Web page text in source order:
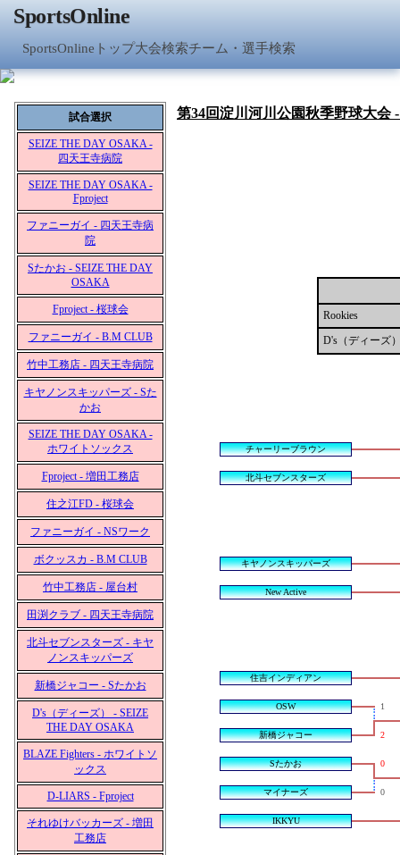
SportsOnline
SportsOnlineトップ大会検索チーム・選手検索
試合選択
SEIZE THE DAY OSAKA -
四天王寺病院
SEIZE THE DAY OSAKA -
Fproject
ファニーガイ - 四天王寺病
院
Sたかお - SEIZE THE DAY
OSAKA
Fproject - 桜球会
ファニーガイ - B.M CLUB
竹中工務店 - 四天王寺病院
キヤノンスキッパーズ - Sた
かお
SEIZE THE DAY OSAKA -
ホワイトソックス
Fproject - 増田工務店
住之江FD - 桜球会
ファニーガイ - NSワーク
ボクッスカ - B.M CLUB
竹中工務店 - 屋台村
田渕クラブ - 四天王寺病院
北斗セブンスターズ - キヤ
ノンスキッパーズ
新橋ジャコー - Sたかお
D's（ディーズ） - SEIZE
THE DAY OSAKA
BLAZE Fighters - ホワイトソ
ックス
D-LIARS - Fproject
それゆけバッカーズ - 増田
工務店
第34回淀川河川公園秋季野球大会
Rookies
D's（ディーズ
チャーリーブラウン
北斗セブンスターズ
キヤノンスキッパーズ
New Active
住吉インディアン
OSW 1
新橋ジャコー 2
Sたかお 0
マイナーズ 0
IKKYU